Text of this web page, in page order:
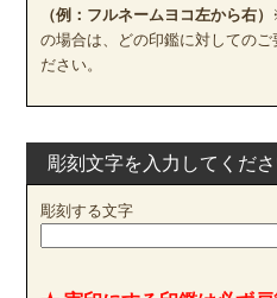
（例：フルネームヨコ左から右）
の場合は、どの印鑑に対しての
ださい。
彫刻文字を入力してくだ
彫刻する文字